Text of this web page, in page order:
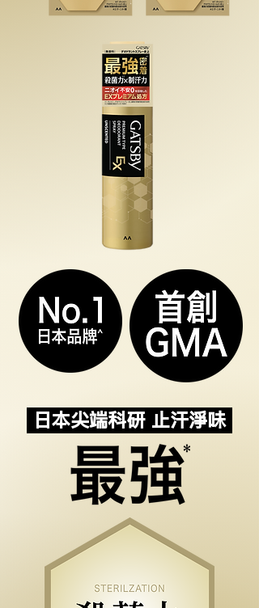
日本尖端科研 止汗淨味